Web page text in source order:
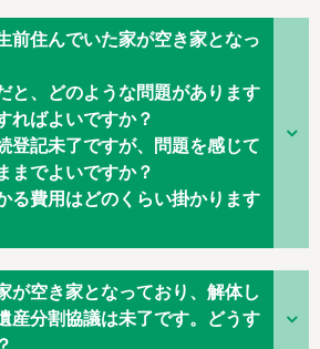
前住んでいた家が空き家となっ
と、どのような問題があります
ればよいですか？
登記未了ですが、問題を感じて
までよいですか？
る費用はどのくらい掛かります
が空き家となっており、解体し
産分割協議は未了です。どうす